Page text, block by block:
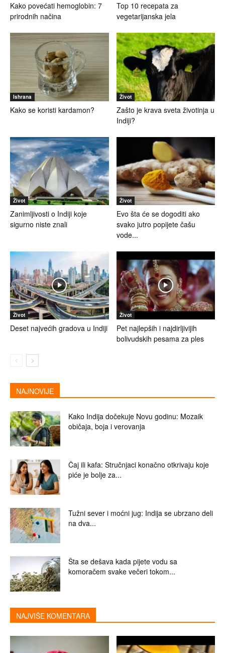
Kako povećati hemoglobin: 7
prirodnih načina
Top 10 recepata za
vegetarijanska jela
Ishrana
Kako se koristi kardamon?
Život
Zašto je krava sveta životinja u
Indiji?
Život
Zanimljivosti o Indiji koje
sigurno niste znali
Život
Evo šta će se dogoditi ako
svako jutro popijete čašu
vode...
Život
Deset najvećih gradova u Indiji
Život
Pet najlepših i najdirljivijih
bolivudskih pesama za ples
NAJNOVIJE
Kako Indija dočekuje Novu godinu: Mozaik
običaja, boja i verovanja
Čaj ili kafa: Stručnjaci konačno otkrivaju koje
piće je bolje za...
Tužni sever i moćni jug: Indija se ubrzano deli
na dva...
Šta se dešava kada pijete vodu sa
komoračem svake večeri tokom...
NAJVIŠE KOMENTARA